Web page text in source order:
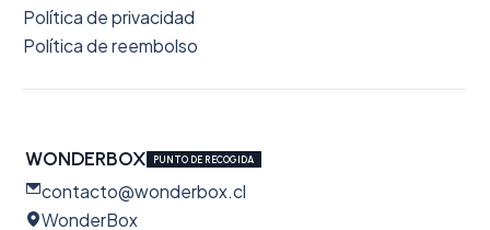
Política de privacidad
Política de reembolso
WONDERBOX PUNTO DE RECOGIDA
contacto@wonderbox.cl
WonderBox